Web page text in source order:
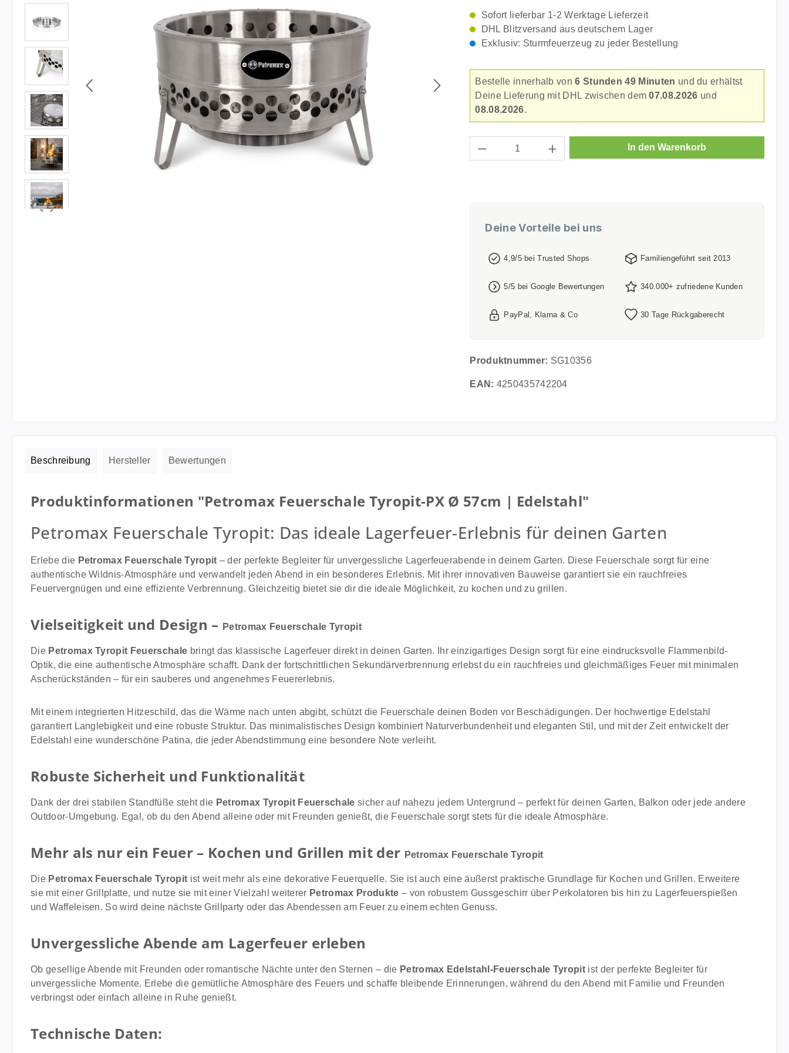
Sofort lieferbar 1-2 Werktage Lieferzeit
DHL Blitzversand aus deutschem Lager
Exklusiv: Sturmfeuerzeug zu jeder Bestellung
Bestelle innerhalb von6 Stunden 49 Minuten und du erhältst
Deine Lieferung mit DHL zwischen dem07.08.2026 und
08.08.2026.
Produkt Anzahl: Gib den gewünschten Wert ein
In den Warenkorb
Deine Vorteile bei uns
4,9/5 bei Trusted Shops Familiengeführt seit 2013
5/5 bei Google Bewertungen 340.000+ zufriedene Kunden
PayPal, Klarna & Co 30 Tage Rückgaberecht
Produktnummer: SG10356
EAN: 4250435742204
Beschreibung Hersteller Bewertungen
Produktinformationen "Petromax Feuerschale Tyropit-PX Ø 57cm | Edelstahl"
Petromax Feuerschale Tyropit: Das ideale Lagerfeuer-Erlebnis für deinen Garten
Erlebe die Petromax Feuerschale Tyropit – der perfekte Begleiter für unvergessliche Lagerfeuerabende in deinem Garten. Diese Feuerschale sorgt für eine
authentische Wildnis-Atmosphäre und verwandelt jeden Abend in ein besonderes Erlebnis. Mit ihrer innovativen Bauweise garantiert sie ein rauchfreies
Feuervergnügen und eine effiziente Verbrennung. Gleichzeitig bietet sie dir die ideale Möglichkeit, zu kochen und zu grillen.
Vielseitigkeit und Design – Petromax Feuerschale Tyropit
Die Petromax Tyropit Feuerschale bringt das klassische Lagerfeuer direkt in deinen Garten. Ihr einzigartiges Design sorgt für eine eindrucksvolle Flammenbild-
Optik, die eine authentische Atmosphäre schafft. Dank der fortschrittlichen Sekundärverbrennung erlebst du ein rauchfreies und gleichmäßiges Feuer mit minimalen
Ascherückständen – für ein sauberes und angenehmes Feuererlebnis.
Mit einem integrierten Hitzeschild, das die Wärme nach unten abgibt, schützt die Feuerschale deinen Boden vor Beschädigungen. Der hochwertige Edelstahl
garantiert Langlebigkeit und eine robuste Struktur. Das minimalistisches Design kombiniert Naturverbundenheit und eleganten Stil, und mit der Zeit entwickelt der
Edelstahl eine wunderschöne Patina, die jeder Abendstimmung eine besondere Note verleiht.
Robuste Sicherheit und Funktionalität
Dank der drei stabilen Standfüße steht die Petromax Tyropit Feuerschale sicher auf nahezu jedem Untergrund – perfekt für deinen Garten, Balkon oder jede andere
Outdoor-Umgebung. Egal, ob du den Abend alleine oder mit Freunden genießt, die Feuerschale sorgt stets für die ideale Atmosphäre.
Mehr als nur ein Feuer – Kochen und Grillen mit der Petromax Feuerschale Tyropit
Die Petromax Feuerschale Tyropit ist weit mehr als eine dekorative Feuerquelle. Sie ist auch eine äußerst praktische Grundlage für Kochen und Grillen. Erweitere
sie mit einer Grillplatte, und nutze sie mit einer Vielzahl weiterer Petromax Produkte – von robustem Gussgeschirr über Perkolatoren bis hin zu Lagerfeuerspießen
und Waffeleisen. So wird deine nächste Grillparty oder das Abendessen am Feuer zu einem echten Genuss.
Unvergessliche Abende am Lagerfeuer erleben
Ob gesellige Abende mit Freunden oder romantische Nächte unter den Sternen – die Petromax Edelstahl-Feuerschale Tyropit ist der perfekte Begleiter für
unvergessliche Momente. Erlebe die gemütliche Atmosphäre des Feuers und schaffe bleibende Erinnerungen, während du den Abend mit Familie und Freunden
verbringst oder einfach alleine in Ruhe genießt.
Technische Daten: